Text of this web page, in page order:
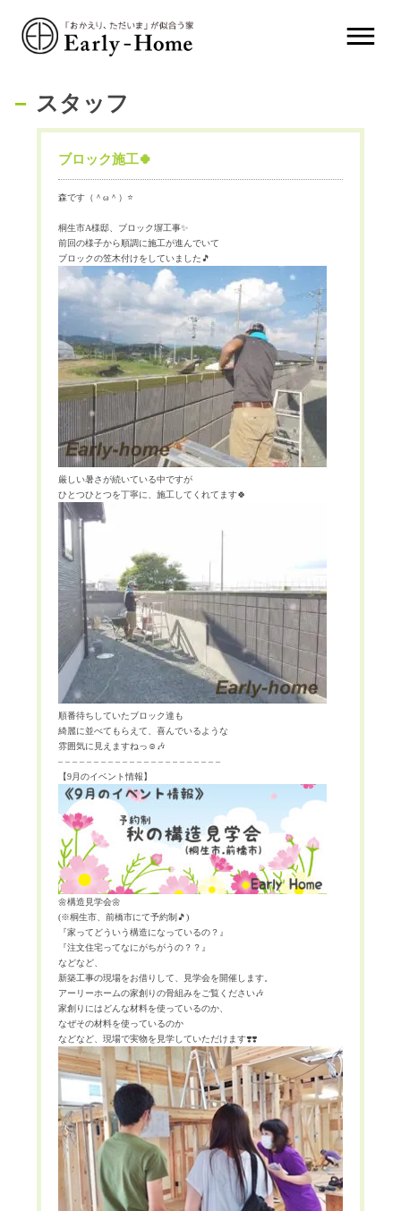
スタッフ
ブロック施工🍀
森です（＾ω ＾） ⭐️
桐生市A様邸、ブロック塀工事✨
前回の様子から順調に施工が進んでいて
ブロックの笠木付けをしていました🎵
厳しい暑さが続いている中ですが
ひとつひとつを丁寧に、施工してくれてます🍀
順番待ちしていたブロック達も
綺麗に並べてもらえて、喜んでいるような
雰囲気に見えますねっ☺️🎶
– – – – – – – – – – – – – – – – – – – – – – –
【9月のイベント情報】
🌼構造見学会🌼
(※桐生市、前橋市にて予約制 🎵)
『家ってどういう構造になっているの？』
『注文住宅ってなにがちがうの？？』
などなど、
新築工事の現場をお借りして、見学会を開催します。
アーリーホームの家創りの骨組みをご覧ください🎶
家創りにはどんな材料を使っているのか、
なぜその材料を使っているのか
などなど、現場で実物を見学していただけます❣️❣️